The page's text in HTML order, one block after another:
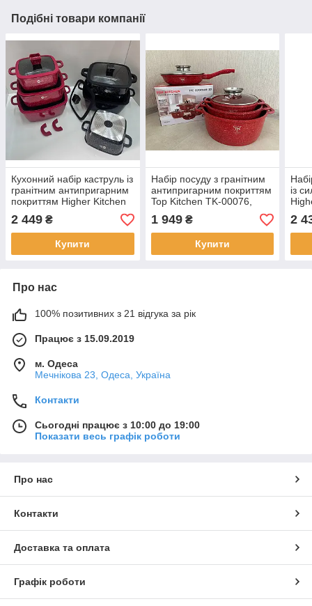
Подібні товари компанії
Кухонний набір каструль із
гранітним антипригарним
покриттям Higher Kitchen
HK-323, Набір посуду для
дому
2 449 ₴
Купити
Набір посуду з гранітним
антипригарним покриттям
Top Kitchen TK-00076,
набір каструль і сковорода
1 949₴
Купити
із
2
Про нас
100% позитивних з 21 відгука за рік
Працює з 15.09.2019
м. Одеса
Мечнікова 23, Одеса, Україна
Контакти
Сьогодні працює з 10:00 до 19:00
Показати весь графік роботи
Про нас
Контакти
Доставка та оплата
Графік роботи